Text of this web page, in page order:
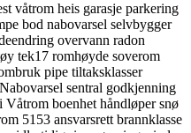
våtrom heis garasje parkering
bod nabovarsel selvbygger
overvann radon
tek17 romhøyde soverom
pipe tiltaksklasser
Nabovarsel sentral godkjenning
Våtrom boenhet håndløpersnø
5153 ansvarsrett brannklasse